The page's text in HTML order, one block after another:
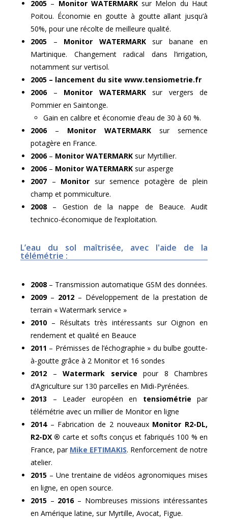
2005 – Monitor WATERMARKsur Melon du Haut
Poitou. Économie en goutte à goutte allant jusqu’à
50%, pour une récolte de meilleure qualité.
2005 – Monitor WATERMARKsur banane en
Martinique. Changement radical dans l’irrigation,
notamment sur vertisol.
2005 – lancement du site www.tensiometrie.fr
2006– Monitor WATERMARKsur vergers de
Pommier en Saintonge.
Gain en calibre et économie d’eau de 30 à 60 %.
2006– Monitor WATERMARK sur semence
potagère en France.
2006– Monitor WATERMARK sur Myrtillier.
2006– Monitor WATERMARK sur asperge
2007 – Monitor sur semence potagère de plein
champ et pommiculture.
2008 – Gestion de la nappe de Beauce. Audit
technico-économique de l’exploitation.
L’eau du sol maîtrisée, avec l'aide de la
télémétrie :
2008 – Transmission automatique GSM des données.
2009 – 2012– Développement de la prestation de
terrain « Watermark service »
2010 – Résultats très intéressants sur Oignon en
rendement et qualité en Beauce
2011 – Prémisses de l’échographie » du bulbe goutte-
à-goutte grâce à 2 Monitor et 16 sondes
2012 – Watermark service pour 8 Chambres
d’Agriculture sur 130 parcelles en Midi-Pyrénées.
2013 – Leader européen en tensiométrie par
télémétrie avec un millier de Monitor en ligne
2014– Fabrication de 2 nouveaux Monitor R2-DL,
R2-DX ® carte et softs conçus et fabriqués 100 % en
France, par Mike EFTIMAKIS. Renforcement de notre
atelier.
2015 – Une trentaine de vidéos agronomiques mises
en ligne, en open source.
2015 – 2016– Nombreuses missions intéressantes
en Amérique latine, sur Myrtille, Avocat, Figue.